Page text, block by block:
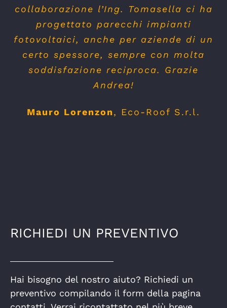
collaborazione l’Ing. Tomasella ci ha
progettato parecchi impianti
fotovoltaici, anche per aziende di un
certo spessore, sempre con molta
soddisfazione reciproca. Grazie
Andrea!
Mauro Lorenzon, Eco-Roof S.r.l.
RICHIEDI UN PREVENTIVO
Hai bisogno del nostro aiuto? Richiedi un
preventivo compilando il form della pagina